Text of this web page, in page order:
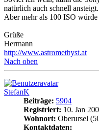
natürlich auch schnell ansteigt.
Aber mehr als 100 ISO würde
Grüße
Hermann
http://www.astromethyst.at
Nach oben
StefanK
Beiträge: 5904
Registriert: 10. Jan
Wohnort: Oberursel
Kontaktdaten: